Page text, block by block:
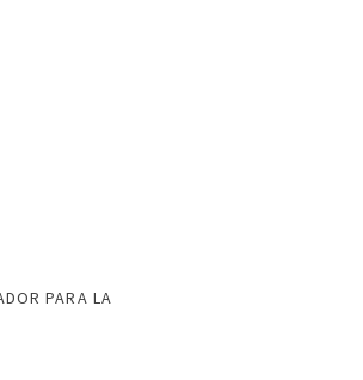
PARA LA